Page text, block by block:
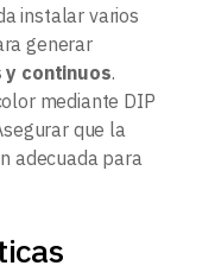
instalar varios
generar
continuos.
mediante DIP
que la
adecuada para